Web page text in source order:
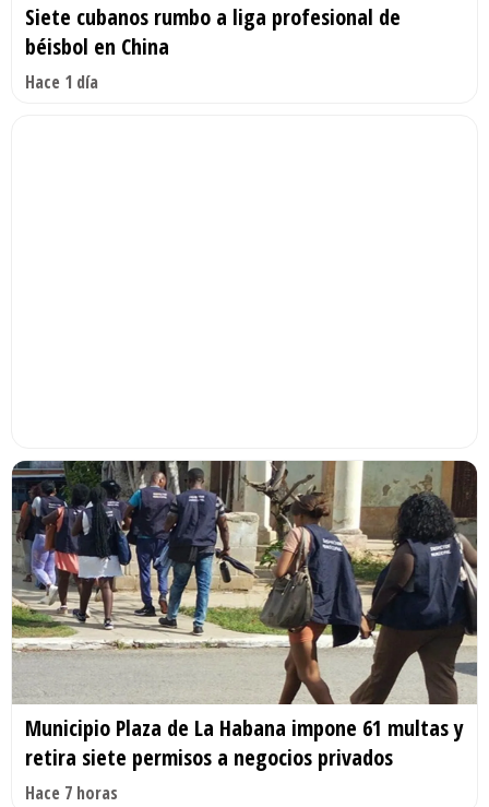
Siete cubanos rumbo a liga profesional de
béisbol en China
Hace 1 día
Municipio Plaza de La Habana impone 61 multas y
retira siete permisos a negocios privados
Hace 7 horas